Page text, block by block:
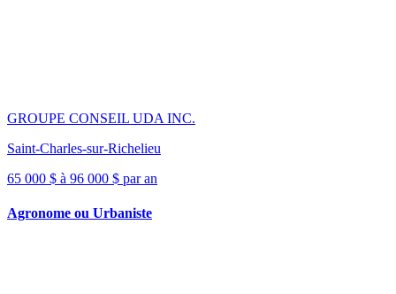
GROUPE CONSEIL UDA INC.
Saint-Charles-sur-Richelieu
65 000 $ à 96 000 $ par an
Agronome ou Urbaniste